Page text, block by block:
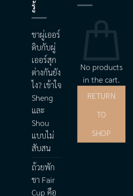
รู้
ชาผู่เออร์
ดิบกับผู่
เออร์สุก
ต่างกันยัง
ไง? เข้าใจ
Sheng
และ
Shou
แบบไม่
สับสน
ถ้วยพัก
ชา Fair
Cup คือ
No products
in the cart.
RETURN
TO
SHOP